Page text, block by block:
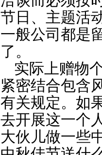
节日、主题活
一般公司都是
了。
实际上赠物
紧密结合包含
有关规定。如
去开展这一个
大伙儿做一些